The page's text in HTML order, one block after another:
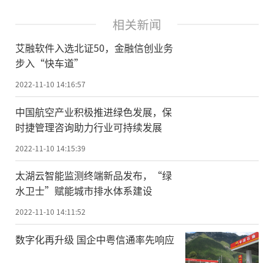
相关新闻
艾融软件入选北证50，金融信创业务
步入“快车道”
2022-11-10 14:16:57
中国航空产业积极推进绿色发展，保
时捷管理咨询助力行业可持续发展
2022-11-10 14:15:39
太湖云智能监测终端新品发布，“绿
水卫士”赋能城市排水体系建设
2022-11-10 14:11:52
数字化再升级 国企中粤信通率先响应